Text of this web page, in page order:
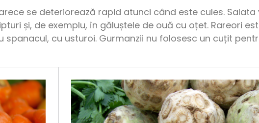
se deteriorează rapid atunci când este cules.
și, de exemplu, în găluștele de ouă cu oțet. Rareori
cu usturoi. Gurmanzii nu folosesc un cuțit